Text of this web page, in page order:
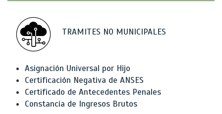
TRAMITES NO MUNICIPALES
Asignación Universal por Hijo
Certificación Negativa de ANSES
Certificado de Antecedentes Penales
Constancia de Ingresos Brutos